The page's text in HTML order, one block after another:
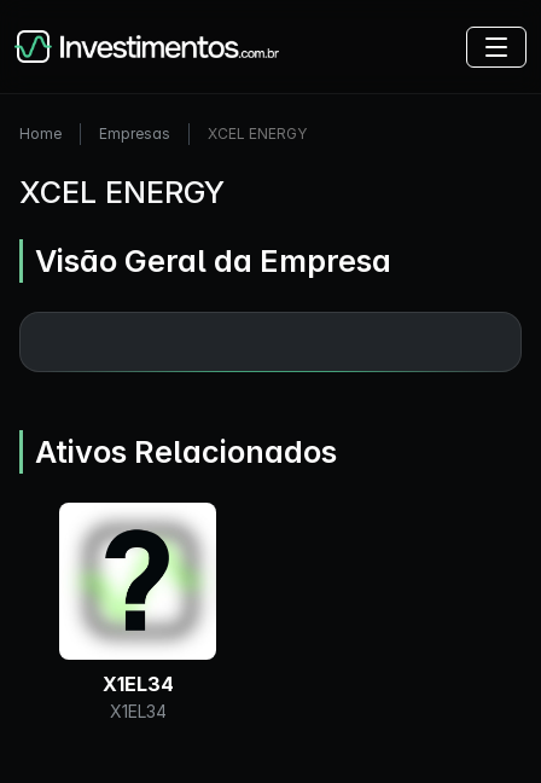
Home Empresas XCEL ENERGY
XCEL ENERGY
Visão Geral da Empresa
Ativos Relacionados
X1EL34
X1EL34